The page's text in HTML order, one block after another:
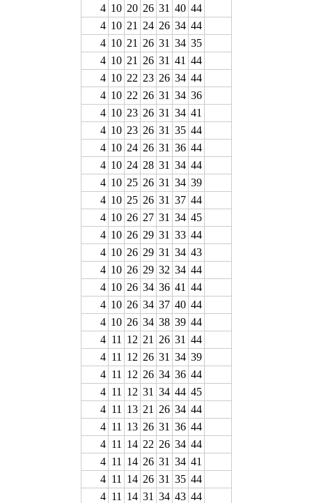
4 10 20 26 31 40 44
4 10 21 24 26 34 44
4 10 21 26 31 34 35
4 10 21 26 31 41 44
4 10 22 23 26 34 44
4 10 22 26 31 34 36
4 10 23 26 31 34 41
4 10 23 26 31 35 44
4 10 24 26 31 36 44
4 10 24 28 31 34 44
4 10 25 26 31 34 39
4 10 25 26 31 37 44
4 10 26 27 31 34 45
4 10 26 29 31 33 44
4 10 26 29 31 34 43
4 10 26 29 32 34 44
4 10 26 34 36 41 44
4 10 26 34 37 40 44
4 10 26 34 38 39 44
4 11 12 21 26 31 44
4 11 12 26 31 34 39
4 11 12 26 34 36 44
4 11 12 31 34 44 45
4 11 13 21 26 34 44
4 11 13 26 31 36 44
4 11 14 22 26 34 44
4 11 14 26 31 34 41
4 11 14 26 31 35 44
4 11 14 31 34 43 44